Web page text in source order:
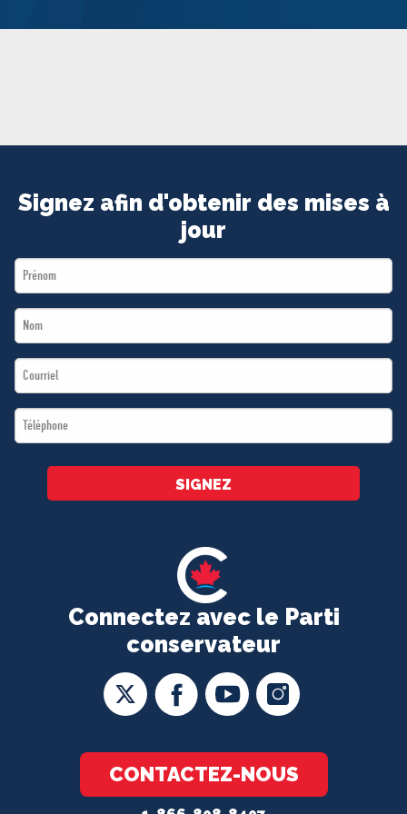
Connectez avec le Parti
conservateur
CONTACTEZ-NOUS
Signez afin d'obtenir des mises à
jour
First
Name
Last
Name
Email
*
Téléphone
*
SIGNEZ